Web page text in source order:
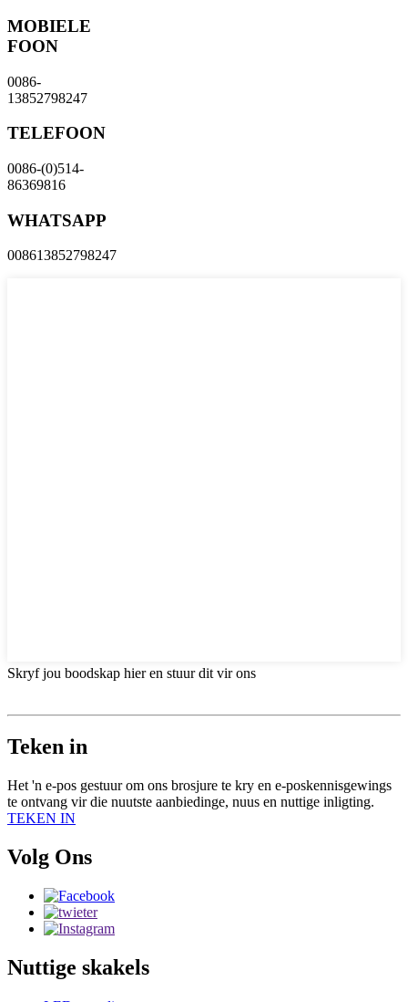
MOBIELE
FOON
0086-
13852798247
TELEFOON
0086-(0)514-
86369816
WHATSAPP
008613852798247
Skryf jou boodskap hier en stuur dit vir ons
Teken in
Het 'n e-pos gestuur om ons brosjure te kry en e-poskennisgewings
te ontvang vir die nuutste aanbiedinge, nuus en nuttige inligting.
TEKEN IN
Volg Ons
Nuttige skakels